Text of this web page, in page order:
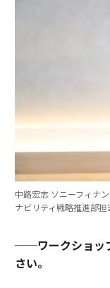
中路宏志 ソニーフィナ
ナビリティ戦略推進部担
──ワークショッ
さい。